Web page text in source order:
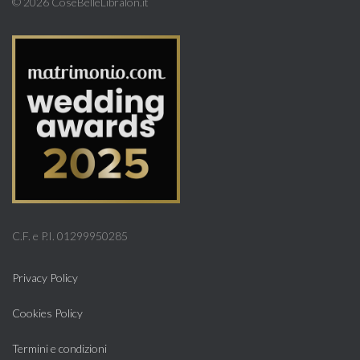
C.F. e P.I. 01299950285
Privacy Policy
Cookies Policy
Termini e condizioni